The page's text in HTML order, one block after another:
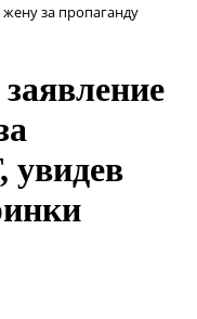
за пропаганду
увидев